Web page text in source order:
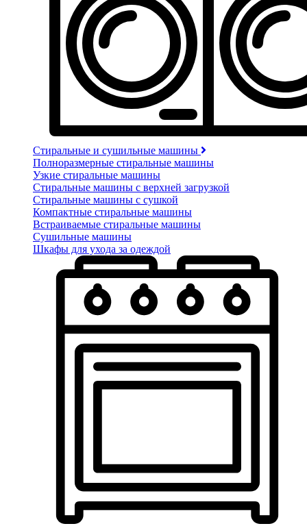
Стиральные и сушильные машины
Полноразмерные стиральные машины
Узкие стиральные машины
Стиральные машины с верхней загрузкой
Стиральные машины с сушкой
Компактные стиральные машины
Встраиваемые стиральные машины
Сушильные машины
Шкафы для ухода за одеждой